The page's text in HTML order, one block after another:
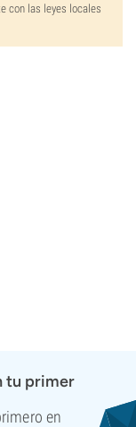
con las leyes locales
tu primer
en